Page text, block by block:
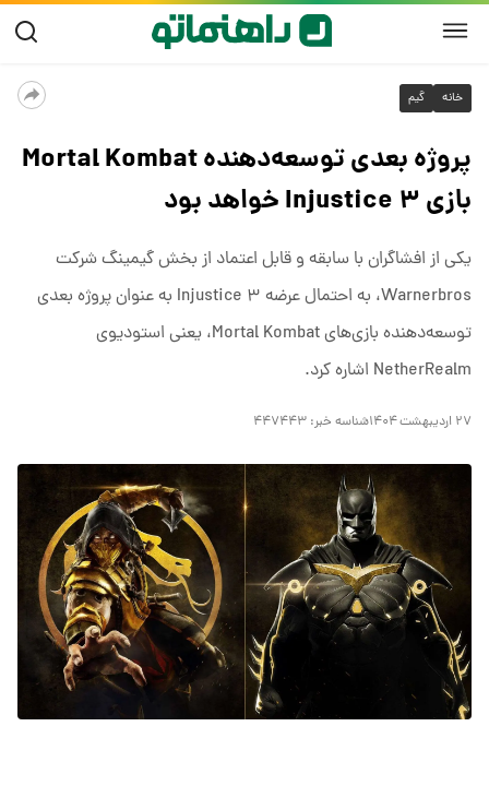
خانه گیم
پروژه بعدی توسعه‌دهنده Mortal Kombat
بازی Injustice ۳ خواهد بود
یکی از افشاگران با سابقه و قابل اعتماد از بخش گیمینگ شرکت
Warnerbros، به احتمال عرضه Injustice ۳ به عنوان پروژه بعدی
توسعه‌دهنده بازی‌های Mortal Kombat، یعنی استودیوی
NetherRealm اشاره کرد.
۲۷ اردیبهشت ۱۴۰۴ شناسه خبر: ۴۴۷۴۴۳